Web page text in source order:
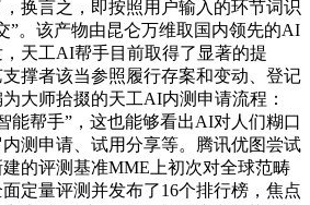
换言之，即按照用户输入的环节词识
”。该产物由昆仑万维取国内领先的AI
天工AI帮手目前取得了显著的提
撑者该当参照履行存案和变动、登记
大师拾掇的天工AI内测申请流程：
能帮手”，这也能够看出AI对人们糊口
测申请、试用分享等。腾讯优图尝试
的评测基准MME上初次对全球范畴
定量评测并发布了16个排行榜，焦点